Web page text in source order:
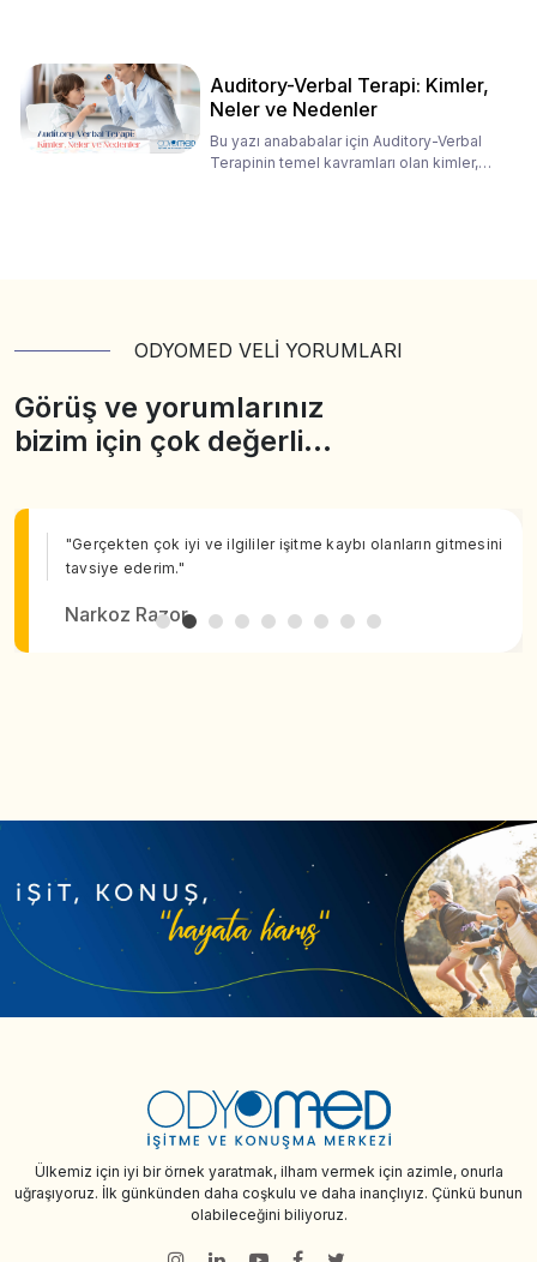
Auditory-Verbal Terapi: Kimler,
Neler ve Nedenler
Bu yazı anababalar için Auditory-Verbal
Terapinin temel kavramları olan kimler,
ODYOMED VELİ YORUMLARI
Görüş ve yorumlarınız
bizim için çok değerli…
"Gerçekten çok iyi ve ilgililer işitme kaybı olanların gitmesini
tavsiye ederim."
Narkoz Razor
Ülkemiz için iyi bir örnek yaratmak, ilham vermek için azimle, onurla
uğraşıyoruz. İlk günkünden daha coşkulu ve daha inançlıyız. Çünkü bunun
olabileceğini biliyoruz.